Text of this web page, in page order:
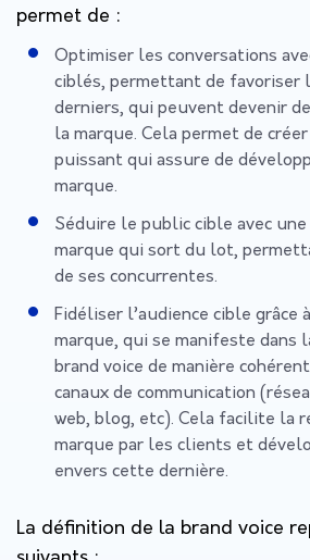
permet de :
Optimiser les conversations
ciblés, permettant de favoriser
derniers, qui peuvent devenir
la marque. Cela permet de
puissant qui assure de
marque.
Séduire le public cible avec
marque qui sort du lot,
de ses concurrentes.
Fidéliser l’audience cible grâce
marque, qui se manifeste dans
brand voice de manière
canaux de communication
web, blog, etc). Cela facilite la
marque par les clients et
envers cette dernière.
La définition de la brand voice